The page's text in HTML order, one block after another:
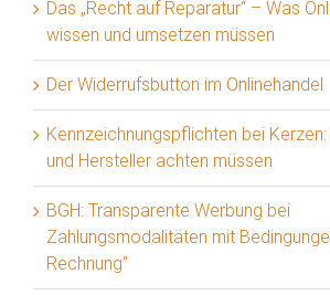
Das „Recht auf Reparatur“ – Was
wissen und umsetzen müssen
Der Widerrufsbutton im Onlinehandel
Kennzeichnungspflichten bei
und Hersteller achten müssen
BGH: Transparente Werbung bei
Zahlungsmodalitäten mit
Rechnung“